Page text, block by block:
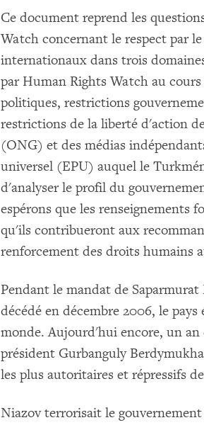
Ce document reprend les
Watch concernant le respect par
internationaux dans trois
par Human Rights Watch au
politiques, restrictions
restrictions de la liberté d'action
(ONG) et des médias
universel (EPU) auquel le
d'analyser le profil du
espérons que les renseignements
qu'ils contribueront aux
renforcement des droits humains
Pendant le mandat de
décédé en décembre 2006, le
monde. Aujourd'hui encore, un
président Gurbanguly
les plus autoritaires et répressifs
Niazov terrorisait le